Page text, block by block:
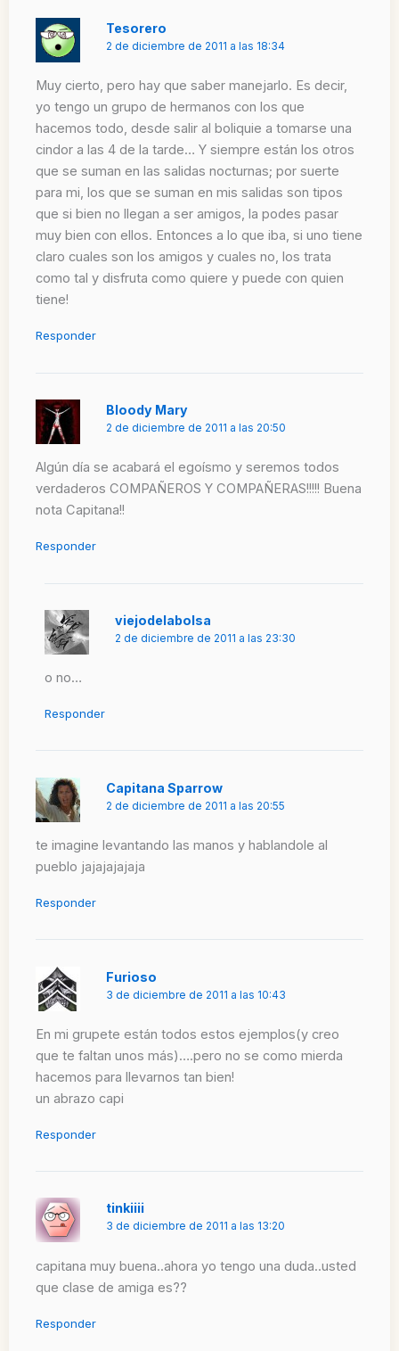
Tesorero
2 de diciembre de 2011 a las 18:34
Muy cierto, pero hay que saber manejarlo. Es decir,
yo tengo un grupo de hermanos con los que
hacemos todo, desde salir al boliquie a tomarse una
cindor a las 4 de la tarde… Y siempre están los otros
que se suman en las salidas nocturnas; por suerte
para mi, los que se suman en mis salidas son tipos
que si bien no llegan a ser amigos, la podes pasar
muy bien con ellos. Entonces a lo que iba, si uno tiene
claro cuales son los amigos y cuales no, los trata
como tal y disfruta como quiere y puede con quien
tiene!
Responder
Bloody Mary
2 de diciembre de 2011 a las 20:50
Algún día se acabará el egoísmo y seremos todos
verdaderos COMPAÑEROS Y COMPAÑERAS!!!!! Buena
nota Capitana!!
Responder
viejodelabolsa
2 de diciembre de 2011 a las 23:30
o no…
Responder
Capitana Sparrow
2 de diciembre de 2011 a las 20:55
te imagine levantando las manos y hablandole al
pueblo jajajajajaja
Responder
Furioso
3 de diciembre de 2011 a las 10:43
En mi grupete están todos estos ejemplos(y creo
que te faltan unos más)….pero no se como mierda
hacemos para llevarnos tan bien!
un abrazo capi
Responder
tinkiiii
3 de diciembre de 2011 a las 13:20
capitana muy buena..ahora yo tengo una duda..usted
que clase de amiga es??
Responder